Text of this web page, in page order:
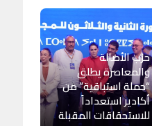
حزب الأصالة
والمعاصرة يطلق
“حملة استباقية” من
أكادير استعداداً
للاستحقاقات المقبلة